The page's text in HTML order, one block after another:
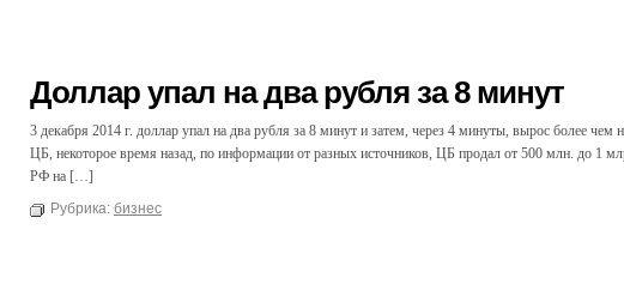
Доллар упал на два рубля за 8 минут
3 декабря 2014 г. доллар упал на два рубля за 8 минут и затем, через 4 минуты, вырос более
ЦБ, некоторое время назад, по информации от разных источников, ЦБ продал от 500 млн. до 1
РФ на […]
Рубрика: бизнес